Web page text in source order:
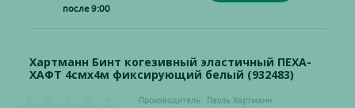
после 9:00
Хартманн Бинт когезивный эластичный ПЕХА-
ХАФТ 4смх4м фиксирующий белый (932483)
Производитель: Пауль Хартманн